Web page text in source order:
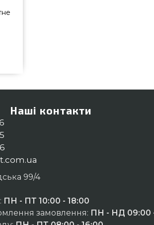
в
Наші контакти
99/4
ПН - ПТ 10:00 - 18:00
замовлення: ПН - НД 09:00